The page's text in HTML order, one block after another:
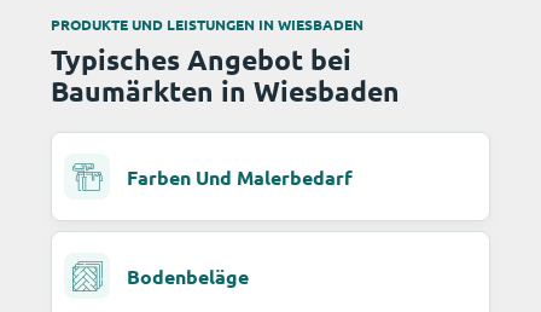
PRODUKTE UND LEISTUNGEN IN WIESBADEN
Typisches Angebot bei
Baumärkten in Wiesbaden
Farben Und Malerbedarf
Bodenbeläge